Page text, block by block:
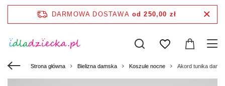
DARMOWA DOSTAWA od 250,00 zł
Strona główna Bielizna damska Koszule nocne Akord tunika